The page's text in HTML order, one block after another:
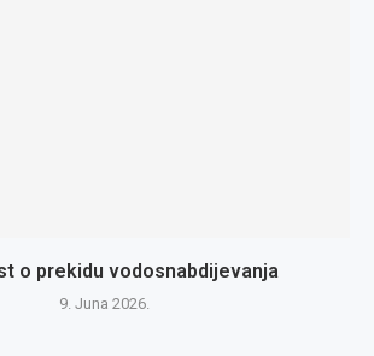
o prekidu vodosnabdijevanja
9. Juna 2026.